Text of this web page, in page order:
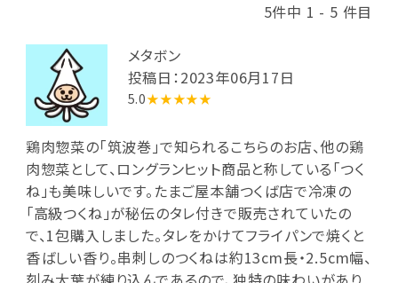
5件中 1 - 5 件目
メタボン
投稿日：2023年06月17日
5.0★★★★★
鶏肉惣菜の｢筑波巻｣で知られるこちらのお店、他の鶏
肉惣菜として、ロングランヒット商品と称している「つく
ね」も美味しいです。たまご屋本舗つくば店で冷凍の
「高級つくね」が秘伝のタレ付きで販売されていたの
で、1包購入しました。タレをかけてフライパンで焼くと
香ばしい香り。串刺しのつくねは約13cm長・2.5cm幅、